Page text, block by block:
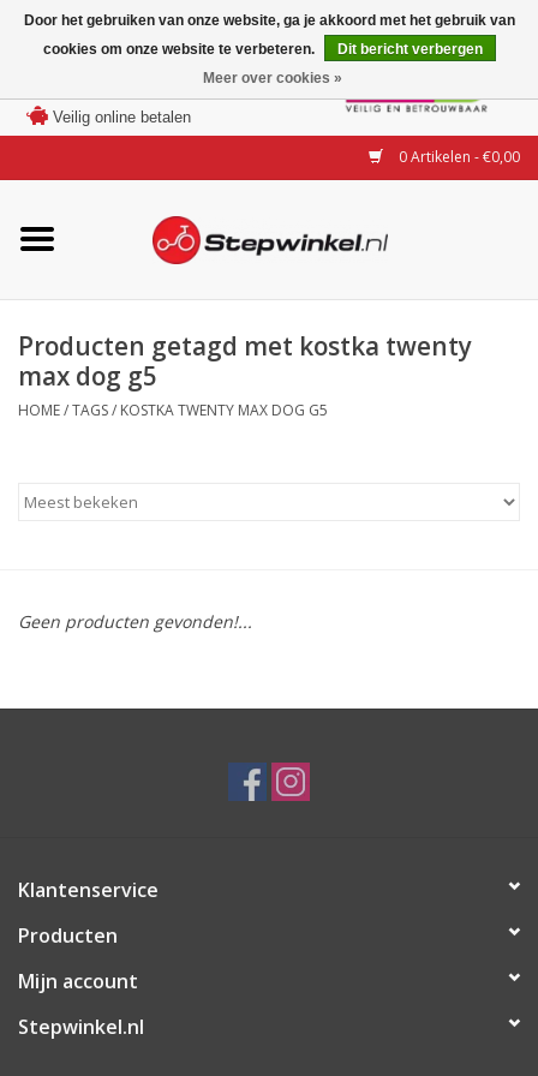
Veilig online betalen
0 Artikelen - €0,00
Merken
Modellen
Accessoires
Steps huren of uitproberen
Producten getagd met kostka twenty
max dog g5
HOME/TAGS/ KOSTKA TWENTY MAX DOG G5
Geen producten gevonden!...
Klantenservice
Producten
Mijn account
Stepwinkel.nl
Door het gebruiken van onze website, ga je akkoord met het gebruik van
cookies om onze website te verbeteren.
Dit bericht verbergen
Meer over cookies »